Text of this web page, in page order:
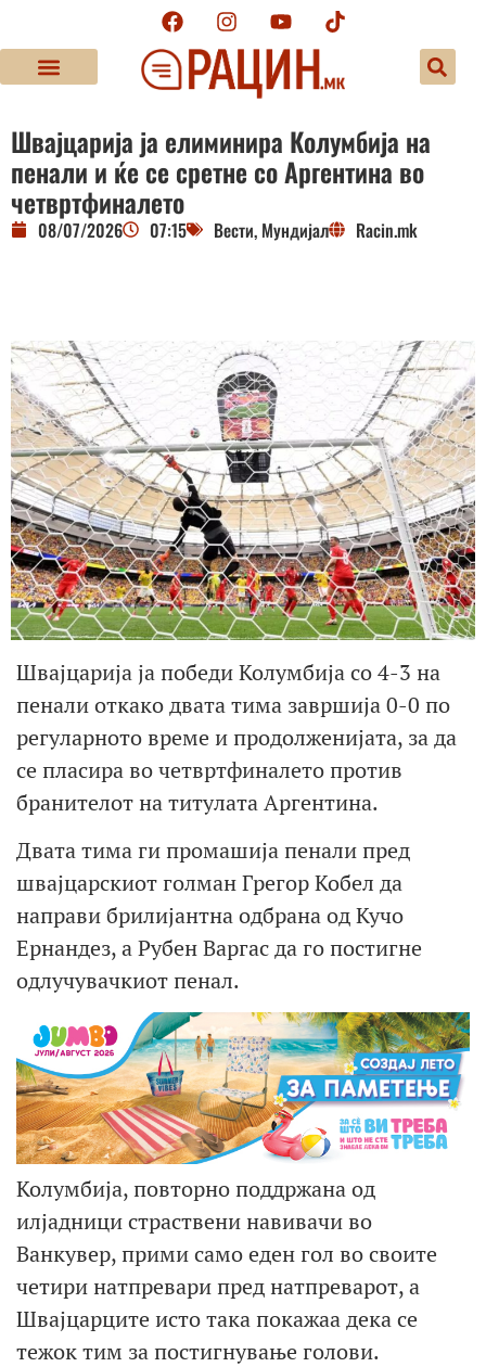
Швајцарија ја елиминира Колумбија на
пенали и ќе се сретне со Аргентина во
четвртфиналето
08/07/2026 07:15 Вести, Мундијал Racin.mk
Швајцарија ја победи Колумбија со 4-3 на
пенали откако двата тима завршија 0-0 по
регуларното време и продолженијата, за да
се пласира во четвртфиналето против
бранителот на титулата Аргентина.
Двата тима ги промашија пенали пред
швајцарскиот голман Грегор Кобел да
направи брилијантна одбрана од Кучо
Ернандез, а Рубен Варгас да го постигне
одлучувачкиот пенал.
Колумбија, повторно поддржана од
илјадници страствени навивачи во
Ванкувер, прими само еден гол во своите
четири натпревари пред натпреварот, а
Швајцарците исто така покажаа дека се
тежок тим за постигнување голови.